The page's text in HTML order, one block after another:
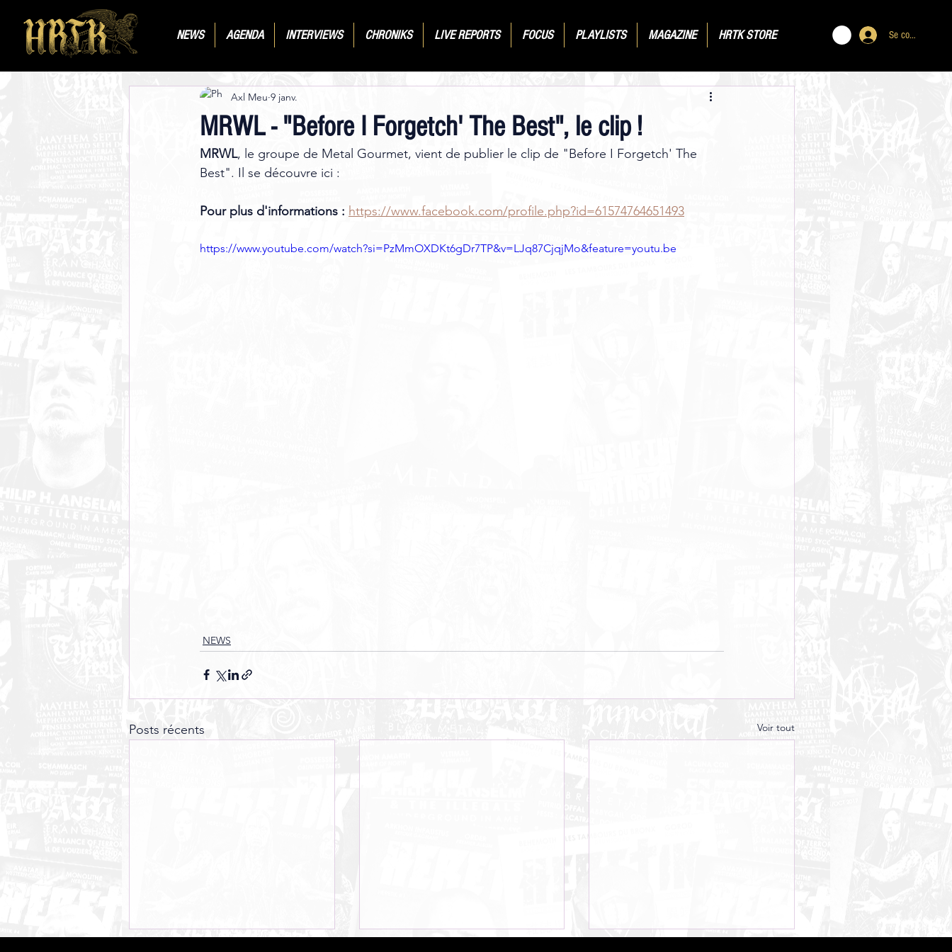
Se connecter
NEWS AGENDA INTERVIEWS CHRONIKS LIVE REPORTS FOCUS PLAYLISTS MAGAZINE HRTK STORE
MRWL - "Before I Forgetch' The Best", le clip !
Axl Meu 9 janv.
MRWL, le groupe de Metal Gourmet, vient de publier le clip de "Before I Forgetch' The
Best". Il se découvre ici :
Pour plus d'informations : https://www.facebook.com/profile.php?id=61574764651493
https://www.youtube.com/watch?si=PzMmOXDKt6gDr7TP&v=LJq87CjqjMo&feature=youtu.be
NEWS
Posts récents Voir tout